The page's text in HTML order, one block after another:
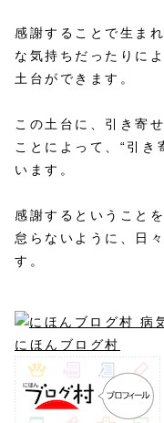
感謝することで生ま
な気持ちだったりに
土台ができます。
この土台に、引き寄
ことによって、“引き
います。
感謝するということ
怠らないように、日
す。
にほんブログ村